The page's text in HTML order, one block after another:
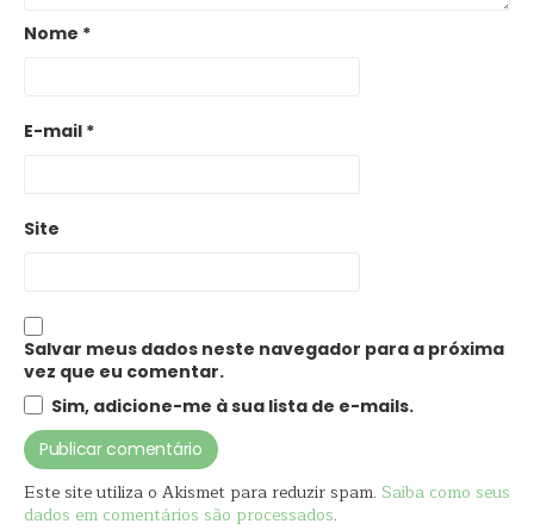
Nome *
E-mail *
Site
Salvar meus dados neste navegador para a próxima
vez que eu comentar.
Sim, adicione-me à sua lista de e-mails.
Este site utiliza o Akismet para reduzir spam. Saiba como seus
dados em comentários são processados.